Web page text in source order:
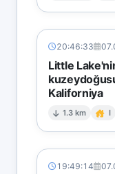
20:46:33
Little
Kaliforniya
1.3 km I
19:49:14